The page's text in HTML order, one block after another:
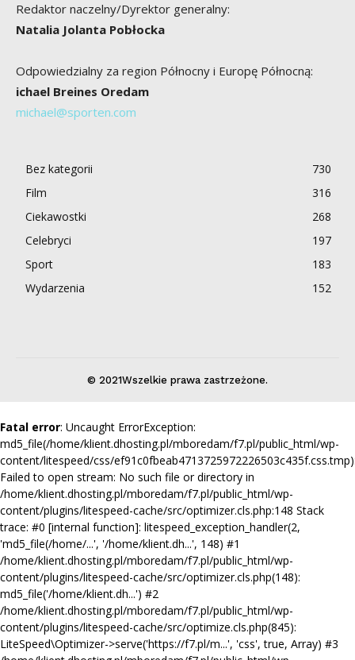
Redaktor naczelny/Dyrektor generalny:
Natalia Jolanta Pobłocka
Odpowiedzialny za region Północny i Europę Północną:
ichael Breines Oredam
michael@sporten.com
Bez kategorii
730
Film
316
Ciekawostki
268
Celebryci
197
Sport
183
Wydarzenia
152
© 2021Wszelkie prawa zastrzeżone.
Fatal error: Uncaught ErrorException:
md5_file(/home/klient.dhosting.pl/mboredam/f7.pl/public_html/wp-
content/litespeed/css/
Failed to open stream: No such file or directory in
/home/klient.dhosting.pl/mboredam/f7.pl/public_html/wp-
content/plugins/litespeed-cache/src/optimizer.cls.php:148 Stack
trace: #0 [internal function]: litespeed_exception_handler(2,
'md5_file(/home/...', '/home/klient.dh...', 148) #1
/home/klient.dhosting.pl/mboredam/f7.pl/public_html/wp-
content/plugins/litespeed-cache/src/optimizer.cls.php(148):
md5_file('/home/klient.dh...') #2
/home/klient.dhosting.pl/mboredam/f7.pl/public_html/wp-
content/plugins/litespeed-cache/src/optimize.cls.php(845):
LiteSpeed\Optimizer->serve('https://f7.pl/m...', 'css', true, Array) #3